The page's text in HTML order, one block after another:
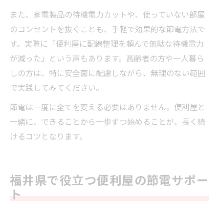
また、家電製品の待機電力カットや、使っていない部屋
のコンセントを抜くことも、手軽で効果的な節電方法で
す。実際に「便利屋に配線整理を頼んで無駄な待機電力
が減った」という声もあります。高齢者の方や一人暮ら
しの方は、特に安全面に配慮しながら、無理のない範囲
で実践してみてください。
節電は一度に全てを変える必要はありません。便利屋と
一緒に、できることから一歩ずつ始めることが、長く続
けるコツとなります。
福井県で役立つ便利屋の節電サポー
ト